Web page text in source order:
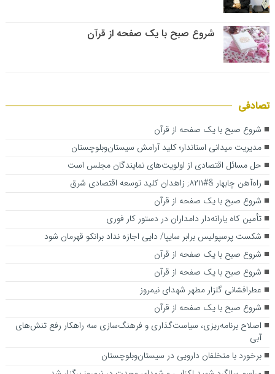
شروع صبح با یک صفحه از قرآن
تصادفی
شروع صبح با یک صفحه از قرآن
مدیریت میدانی استاندار؛ کلید آرامش سیستان‌وبلوچستان
حل مسائل اقتصادی از اولویت‌های نمایندگان مجلس است
راه‌آهن چابهار &#۸۲۱۱; زاهدان کلید توسعه اقتصادی شرق
شروع صبح با یک صفحه از قرآن
تأمین کاه یارانه‌دار دامداران در دستور کار فوری
شکست پرسپولیس برابر سایپا/ دایی اجازه نداد برانکو قهرمان شود
شروع صبح با یک صفحه از قرآن
شروع صبح با یک صفحه از قرآن
عطرافشانی گلزار مطهر شهدای نیمروز
شروع صبح با یک صفحه از قرآن
اصلاح برنامه‌ریزی، سیاست‌گذاری و فرهنگ‌سازی سه راهکار رفع تنش‌های
آبی
برخورد با متخلفان دارویی در سیستان‌وبلوچستان